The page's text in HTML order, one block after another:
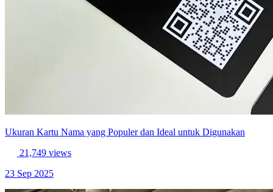
Ukuran Kartu Nama yang Populer dan Ideal untuk Digunakan
21,749 views
23 Sep 2025